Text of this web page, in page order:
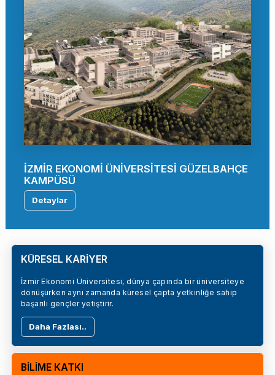
İZMİR EKONOMİ ÜNİVERSİTESİ GÜZELBAHÇE
KAMPÜSÜ
Detaylar
KÜRESEL KARİYER
İzmir Ekonomi Üniversitesi, dünya çapında bir üniversiteye
dönüşürken aynı zamanda küresel çapta yetkinliğe sahip
başarılı gençler yetiştirir.
Daha Fazlası..
BİLİME KATKI